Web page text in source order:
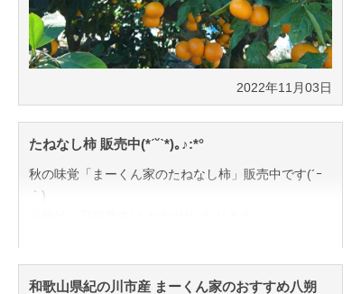
2022年11月03日
たねなし柿 販売中(*ˊ˘ˋ*)｡♪:*°
秋の味覚「まーくん家のたねなし柿」販売中です(´ｰ
｀)
和歌山県紀の川市産 まーくん家のおすすめ八朔